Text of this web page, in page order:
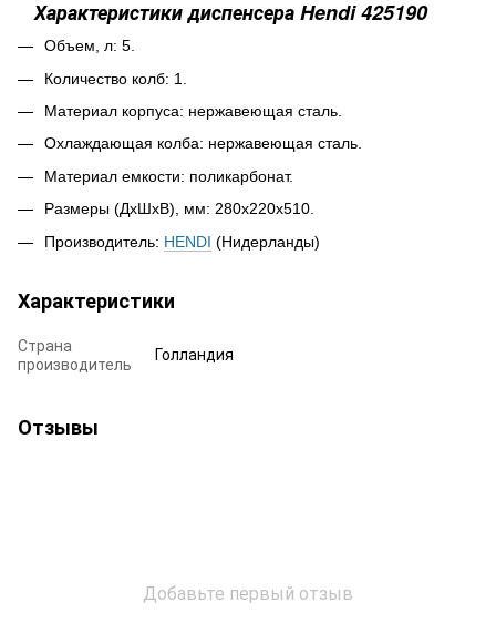
Характеристики диспенсера Hendi 425190
Объем, л: 5.
Количество колб: 1.
Материал корпуса: нержавеющая сталь.
Охлаждающая колба: нержавеющая сталь.
Материал емкости: поликарбонат.
Размеры (ДхШхВ), мм: 280х220х510.
Производитель: HENDI (Нидерланды)
Характеристики
Страна
производитель
Голландия
Отзывы
Добавьте первый отзыв